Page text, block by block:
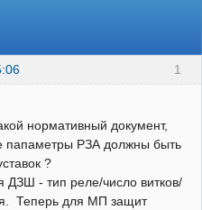
1
нормативный документ,
папаметры РЗА должны быть
?
ДЗШ - тип реле/число витков/
Теперь для МП защит